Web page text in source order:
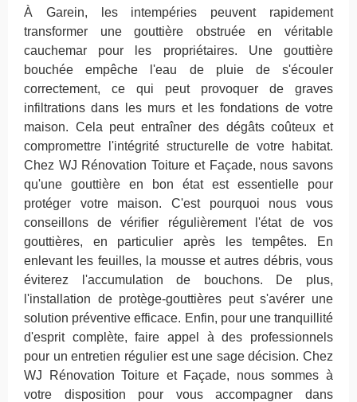
À Garein, les intempéries peuvent rapidement
transformer une gouttière obstruée en véritable
cauchemar pour les propriétaires. Une gouttière
bouchée empêche l'eau de pluie de s'écouler
correctement, ce qui peut provoquer de graves
infiltrations dans les murs et les fondations de votre
maison. Cela peut entraîner des dégâts coûteux et
compromettre l'intégrité structurelle de votre habitat.
Chez WJ Rénovation Toiture et Façade, nous savons
qu'une gouttière en bon état est essentielle pour
protéger votre maison. C'est pourquoi nous vous
conseillons de vérifier régulièrement l'état de vos
gouttières, en particulier après les tempêtes. En
enlevant les feuilles, la mousse et autres débris, vous
éviterez l'accumulation de bouchons. De plus,
l'installation de protège-gouttières peut s'avérer une
solution préventive efficace. Enfin, pour une tranquillité
d'esprit complète, faire appel à des professionnels
pour un entretien régulier est une sage décision. Chez
WJ Rénovation Toiture et Façade, nous sommes à
votre disposition pour vous accompagner dans